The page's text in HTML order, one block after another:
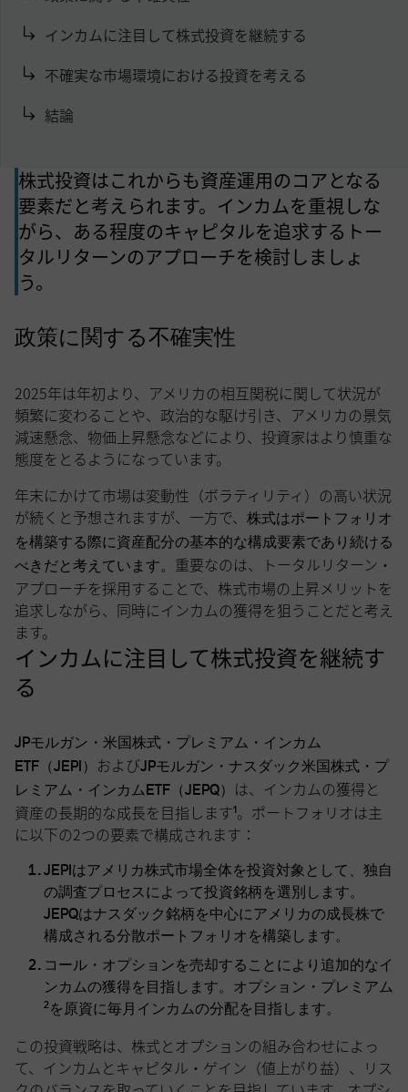
インカムに注目して株式投資を継続する
不確実な市場環境における投資を考える
結論
株式投資はこれからも資産運用のコアとなる
要素だと考えられます。インカムを重視しな
がら、ある程度のキャピタルを追求するトー
タルリターンのアプローチを検討しましょ
う。
政策に関する不確実性
2025年は年初より、アメリカの相互関税に関して状況が
頻繁に変わることや、政治的な駆け引き、アメリカの景気
減速懸念、物価上昇懸念などにより、投資家はより慎重な
態度をとるようになっています。
年末にかけて市場は変動性（ボラティリティ）の高い状況
が続くと予想されますが、一方で、
株式はポートフォリオ
を構築する際に資産配分の基本的な構成要素であり続ける
べきだと考えています。 重要なのは、トータルリターン・
アプローチを採用することで、株式市場の上昇メリットを
追求しながら、同時にインカムの獲得を狙うことだと考え
ます。
インカムに注目して株式投資を継続す
る
JPモルガン・米国株式・プレミアム・インカム
ETF（JEPI）
およびJPモルガン・ナスダック米国株式・プ
レミアム・インカムETF（JEPQ）
は、インカムの獲得と
資産の長期的な成長を目指します1 。ポートフォリオは主
に以下の2つの要素で構成されます：
JEPIはアメリカ株式市場全体を投資対象として、独自
の調査プロセスによって投資銘柄を選別します。
JEPQはナスダック銘柄を中心にアメリカの成長株で
構成される分散ポートフォリオを構築します。
コール・オプションを売却することにより追加的なイ
ンカムの獲得を目指します。オプション・プレミアム
2を原資に毎月インカムの分配を目指します。
この投資戦略は、株式とオプションの組み合わせによっ
て、インカムとキャピタル・ゲイン（値上がり益）、リス